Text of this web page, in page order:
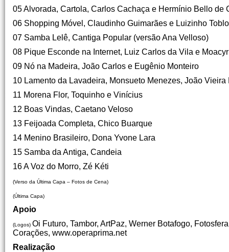
05 Alvorada, Cartola, Carlos Cachaça e Hermínio Bello de
06 Shopping Móvel, Claudinho Guimarães e Luizinho
07 Samba Lelê, Cantiga Popular (versão Ana Velloso)
08 Pique Esconde na Internet, Luiz Carlos da Vila e
09 Nó na Madeira, João Carlos e Eugênio Monteiro
10 Lamento da Lavadeira, Monsueto Menezes, João
11 Morena Flor, Toquinho e Vinícius
12 Boas Vindas, Caetano Veloso
13 Feijoada Completa, Chico Buarque
14 Menino Brasileiro, Dona Yvone Lara
15 Samba da Antiga, Candeia
16 A Voz do Morro, Zé Kéti
(Verso da Última Capa – Fotos de Cena)
(Última Capa)
Apoio
(Logos) Oi Futuro, Tambor, ArtPaz, Werner Botafogo,
Corações, www.operaprima.net
Realização